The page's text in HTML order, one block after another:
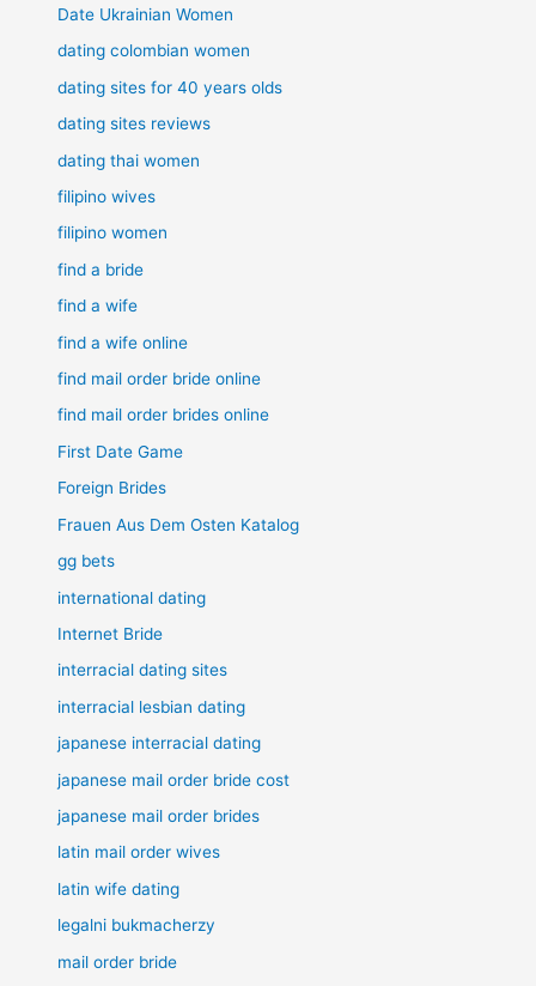
Date Ukrainian Women
dating colombian women
dating sites for 40 years olds
dating sites reviews
dating thai women
filipino wives
filipino women
find a bride
find a wife
find a wife online
find mail order bride online
find mail order brides online
First Date Game
Foreign Brides
Frauen Aus Dem Osten Katalog
gg bets
international dating
Internet Bride
interracial dating sites
interracial lesbian dating
japanese interracial dating
japanese mail order bride cost
japanese mail order brides
latin mail order wives
latin wife dating
legalni bukmacherzy
mail order bride